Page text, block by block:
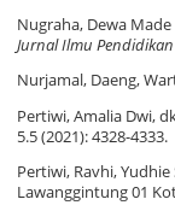
Nugraha, Dewa
Jurnal Ilmu Pendidikan
Nurjamal, Daeng,
Pertiwi, Amalia Dwi,
5.5 (2021): 4328-4333.
Pertiwi, Ravhi,
Lawanggintung 01